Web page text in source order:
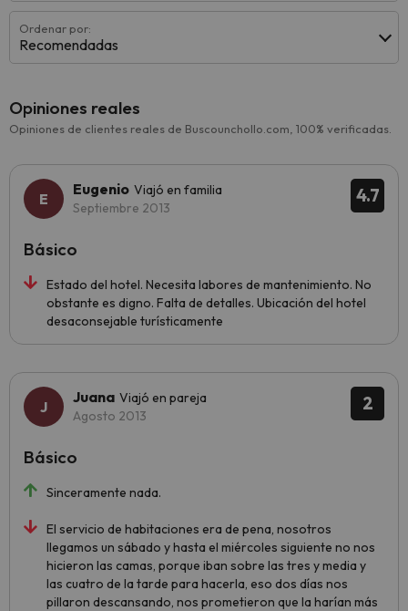
Ordenar por:
Recomendadas
Opiniones reales
Opiniones de clientes reales de Buscounchollo.com, 100% verificadas.
4.7
Eugenio Viajó en familia
Septiembre 2013
Estado del hotel. Necesita labores de mantenimiento. No
obstante es digno. Falta de detalles. Ubicación del hotel
desaconsejable turísticamente
Básico
2
Juana Viajó en pareja
Agosto 2013
Sinceramente nada.
El servicio de habitaciones era de pena, nosotros
llegamos un sábado y hasta el miércoles siguiente no nos
hicieron las camas, porque iban sobre las tres y media y
las cuatro de la tarde para hacerla, eso dos días nos
pillaron descansando, nos prometieron que la harían más
Básico